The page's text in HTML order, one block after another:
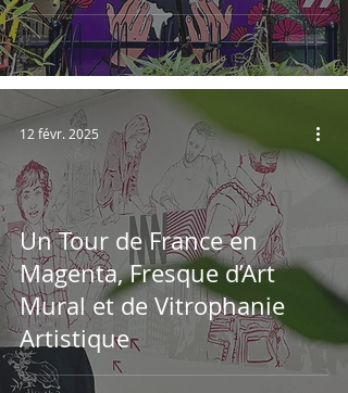
Un Tour de France en
Magenta, Fresque d’Art
Mural et de Vitrophanie
Artistique
12 févr. 2025